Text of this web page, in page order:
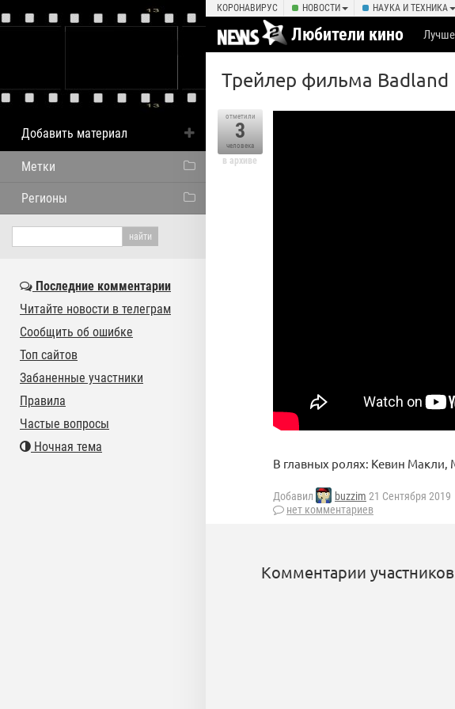
КОРОНАВИРУС НОВОСТИ НАУКА И ТЕХНИКА
Любители кино
Трейлер фильма Badland
отметили
3
человека
в архиве
В главных ролях: Кевин
Добавил buzzim 21 Сентября 2019
нет комментариев
Комментарии
Добавить материал
Метки
Регионы
Последние комментарии
Читайте новости в телеграм
Сообщить об ошибке
Топ сайтов
Забаненные участники
Правила
Частые вопросы
Ночная тема